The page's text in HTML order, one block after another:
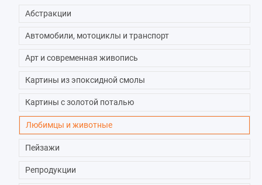
Абстракции
Автомобили, мотоциклы и транспорт
Арт и современная живопись
Картины из эпоксидной смолы
Картины с золотой поталью
Любимцы и животные
Пейзажи
Репродукции